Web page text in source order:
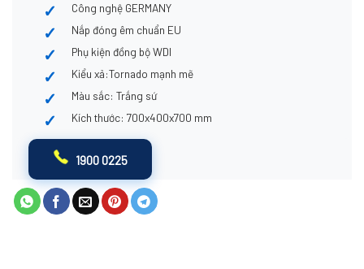
Công nghệ GERMANY
Nắp đóng êm chuẩn EU
Phụ kiện đồng bộ WDI
Kiểu xả:Tornado mạnh mẽ
Màu sắc: Trắng sứ
Kích thước: 700x400x700 mm
1900 0225